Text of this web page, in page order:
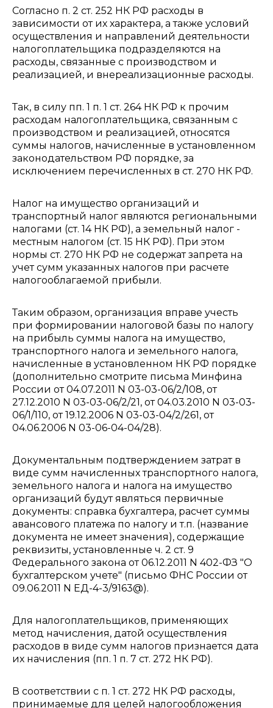
Согласно п. 2 ст. 252 НК РФ расходы в
зависимости от их характера, а также условий
осуществления и направлений деятельности
налогоплательщика подразделяются на
расходы, связанные с производством и
реализацией, и внереализационные расходы.
Так, в силу пп. 1 п. 1 ст. 264 НК РФ к прочим
расходам налогоплательщика, связанным с
производством и реализацией, относятся
суммы налогов, начисленные в установленном
законодательством РФ порядке, за
исключением перечисленных в ст. 270 НК РФ.
Налог на имущество организаций и
транспортный налог являются региональными
налогами (ст. 14 НК РФ), а земельный налог -
местным налогом (ст. 15 НК РФ). При этом
нормы ст. 270 НК РФ не содержат запрета на
учет сумм указанных налогов при расчете
налогооблагаемой прибыли.
Таким образом, организация вправе учесть
при формировании налоговой базы по налогу
на прибыль суммы налога на имущество,
транспортного налога и земельного налога,
начисленные в установленном НК РФ порядке
(дополнительно смотрите письма Минфина
России от 04.07.2011 N 03-03-06/2/108, от
27.12.2010 N 03-03-06/2/21, от 04.03.2010 N 03-03-
06/1/110, от 19.12.2006 N 03-03-04/2/261, от
04.06.2006 N 03-06-04-04/28).
Документальным подтверждением затрат в
виде сумм начисленных транспортного налога,
земельного налога и налога на имущество
организаций будут являться первичные
документы: справка бухгалтера, расчет суммы
авансового платежа по налогу и т.п. (название
документа не имеет значения), содержащие
реквизиты, установленные ч. 2 ст. 9
Федерального закона от 06.12.2011 N 402-ФЗ "О
бухгалтерском учете" (письмо ФНС России от
09.06.2011 N ЕД-4-3/9163@).
Для налогоплательщиков, применяющих
метод начисления, датой осуществления
расходов в виде сумм налогов признается дата
их начисления (пп. 1 п. 7 ст. 272 НК РФ).
В соответствии с п. 1 ст. 272 НК РФ расходы,
принимаемые для целей налогообложения